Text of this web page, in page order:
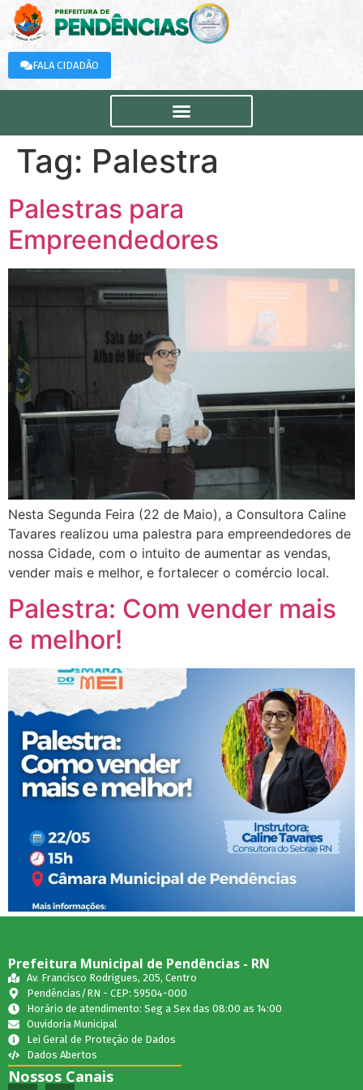
FALA CIDADÃO
Tag: Palestra
Palestras para
Empreendedores
Nesta Segunda Feira (22 de Maio), a Consultora Caline
Tavares realizou uma palestra para empreendedores de
nossa Cidade, com o intuito de aumentar as vendas,
vender mais e melhor, e fortalecer o comércio local.
Palestra: Com vender mais
e melhor!
Prefeitura Municipal de Pendências - RN
Av. Francisco Rodrigues, 205, Centro
Pendências/RN - CEP: 59504-000
Horário de atendimento: Seg a Sex das 08:00 as 14:00
Ouvidoria Municipal
Lei Geral de Proteção de Dados
Dados Abertos
Nossos Canais